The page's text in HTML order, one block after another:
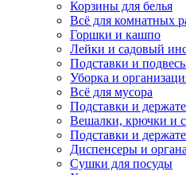
Корзины для белья
Всё для комнатных
Горшки и кашпо
Лейки и садовый
Подставки и
Уборка и
Всё для мусора
Подставки и
Вешалки, крючки и
Подставки и
Диспенсеры и
Сушки для посуды